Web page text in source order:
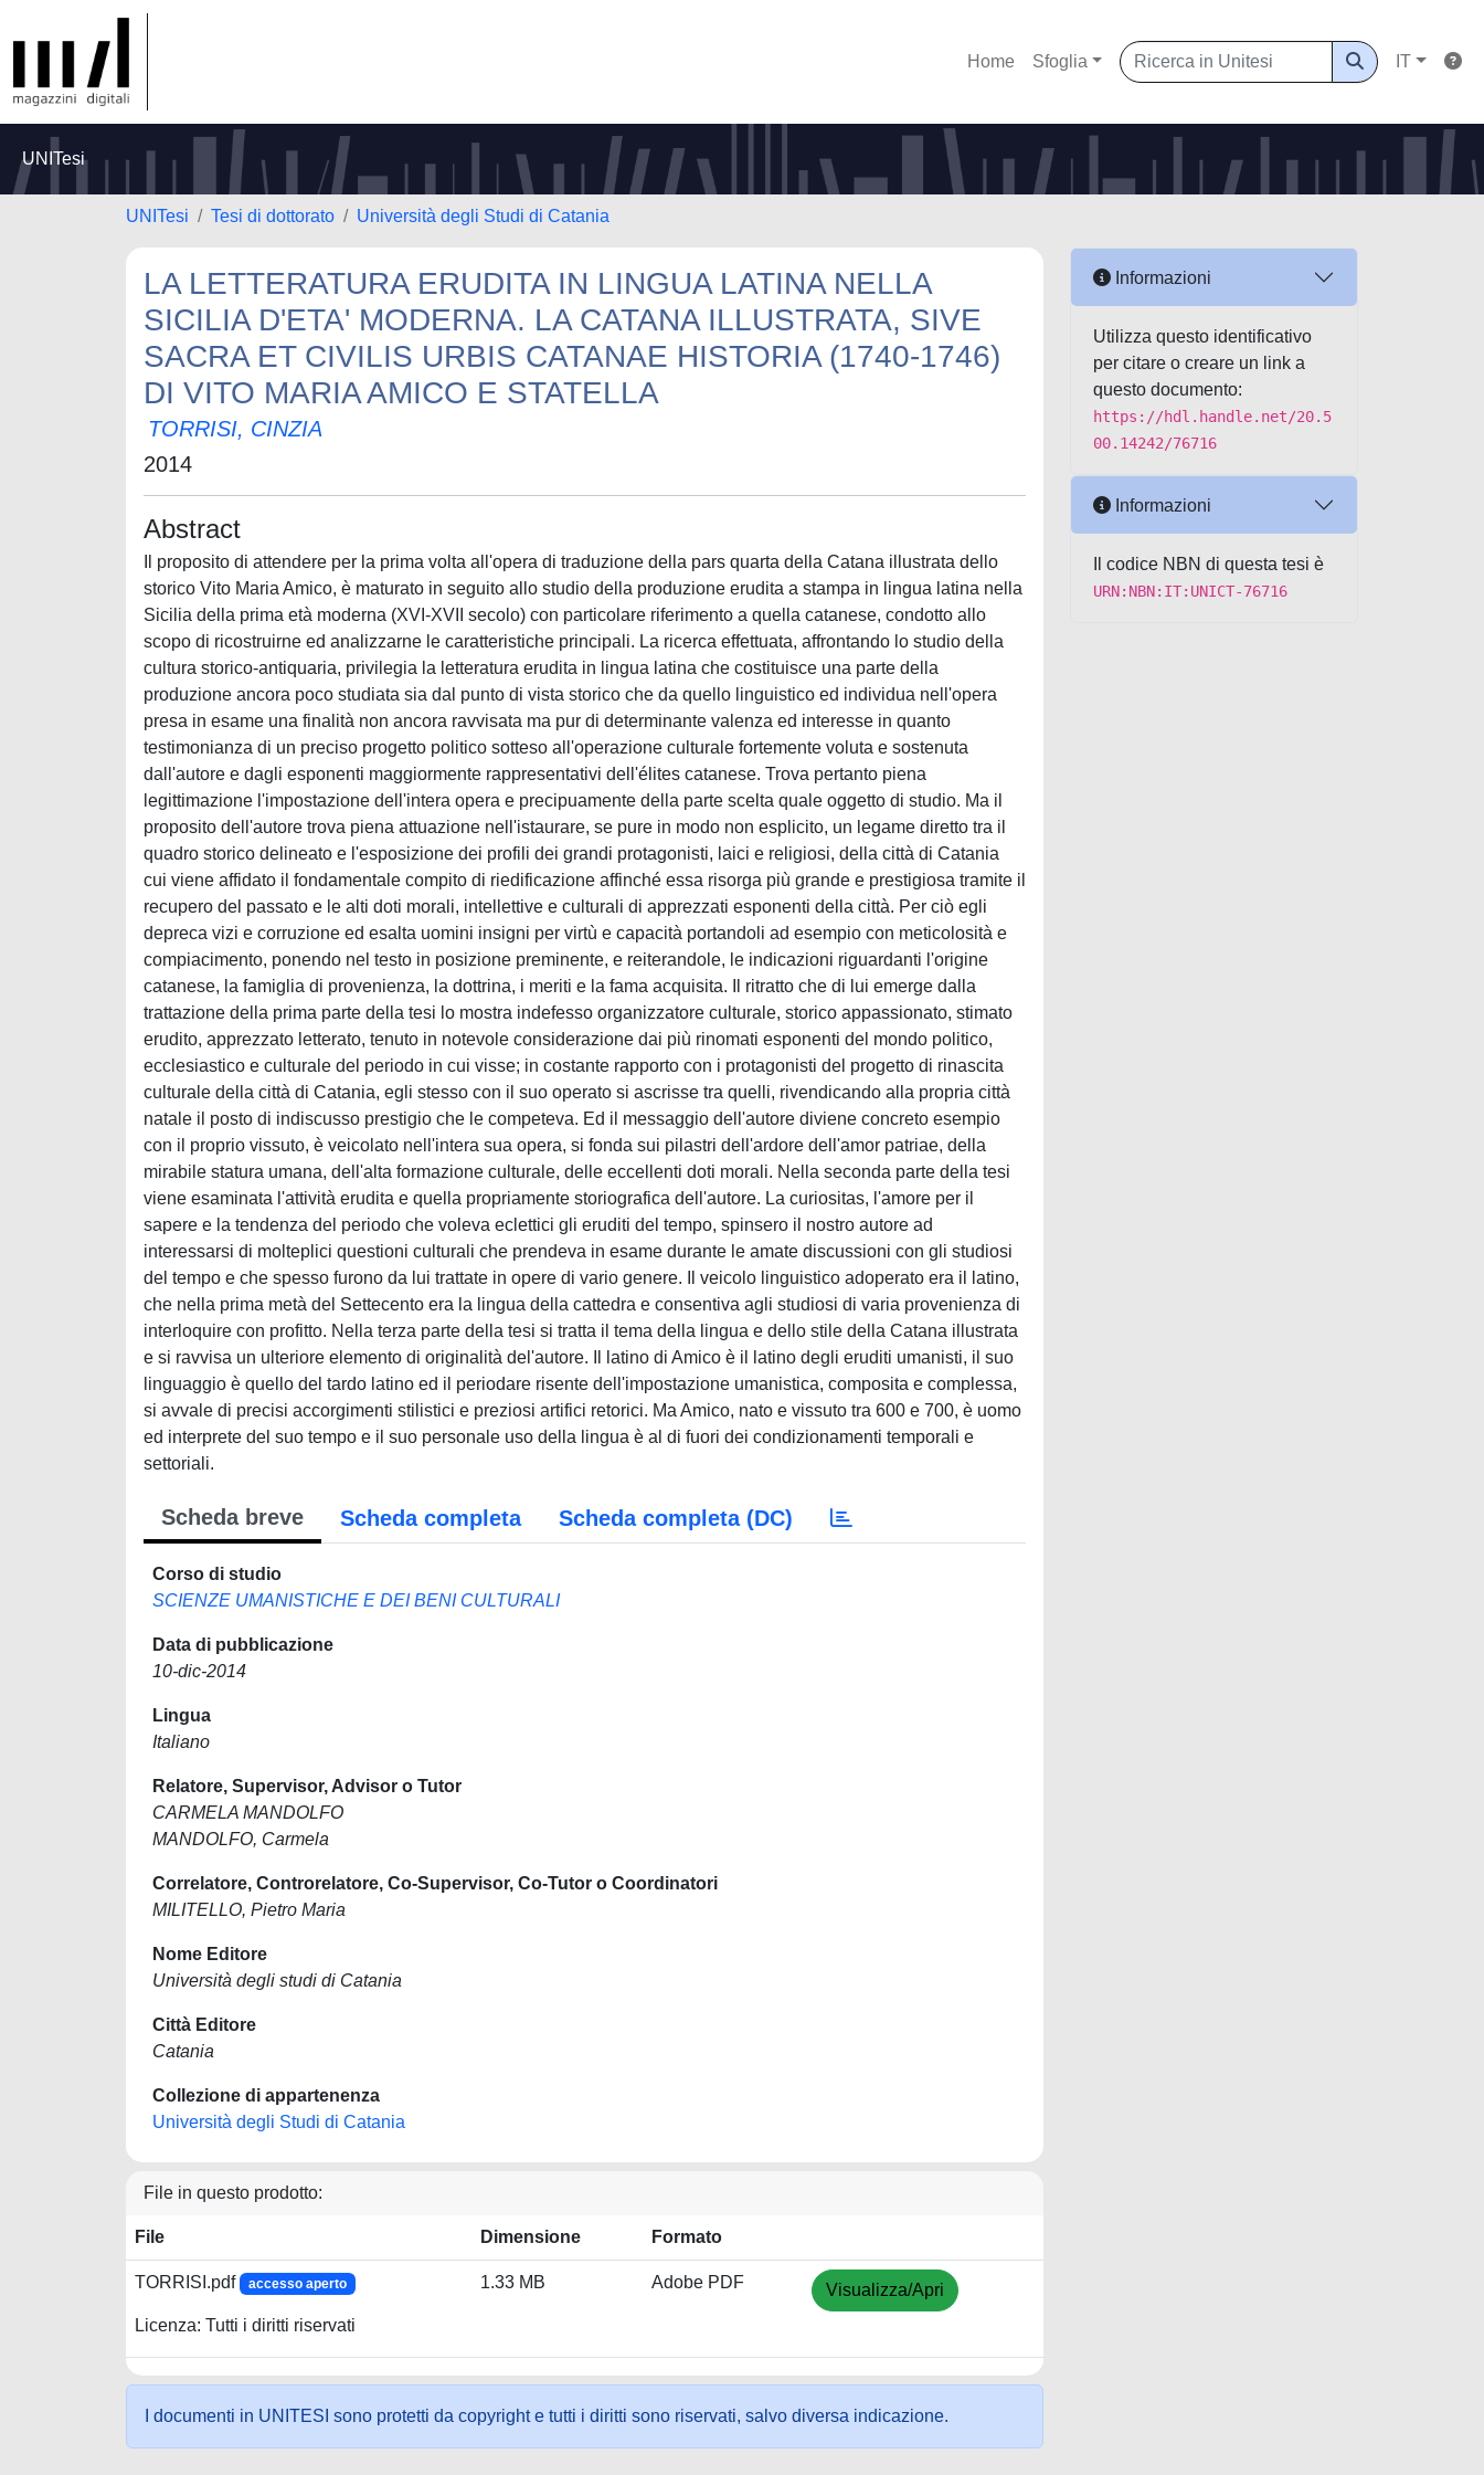
Home Sfoglia IT
UNITesi
UNITesi Tesi di dottorato Università degli Studi di Catania
LA LETTERATURA ERUDITA IN LINGUA LATINA NELLA
SICILIA D'ETA' MODERNA. LA CATANA ILLUSTRATA, SIVE
SACRA ET CIVILIS URBIS CATANAE HISTORIA (1740-1746)
DI VITO MARIA AMICO E STATELLA
TORRISI, CINZIA
2014
Abstract
Il proposito di attendere per la prima volta all'opera di traduzione della pars quarta della Catana illustrata dello
storico Vito Maria Amico, è maturato in seguito allo studio della produzione erudita a stampa in lingua latina nella
Sicilia della prima età moderna (XVI-XVII secolo) con particolare riferimento a quella catanese, condotto allo
scopo di ricostruirne ed analizzarne le caratteristiche principali. La ricerca effettuata, affrontando lo studio della
cultura storico-antiquaria, privilegia la letteratura erudita in lingua latina che costituisce una parte della
produzione ancora poco studiata sia dal punto di vista storico che da quello linguistico ed individua nell'opera
presa in esame una finalità non ancora ravvisata ma pur di determinante valenza ed interesse in quanto
testimonianza di un preciso progetto politico sotteso all'operazione culturale fortemente voluta e sostenuta
dall'autore e dagli esponenti maggiormente rappresentativi dell'élites catanese. Trova pertanto piena
legittimazione l'impostazione dell'intera opera e precipuamente della parte scelta quale oggetto di studio. Ma il
proposito dell'autore trova piena attuazione nell'istaurare, se pure in modo non esplicito, un legame diretto tra il
quadro storico delineato e l'esposizione dei profili dei grandi protagonisti, laici e religiosi, della città di Catania
cui viene affidato il fondamentale compito di riedificazione affinché essa risorga più grande e prestigiosa tramite il
recupero del passato e le alti doti morali, intellettive e culturali di apprezzati esponenti della città. Per ciò egli
depreca vizi e corruzione ed esalta uomini insigni per virtù e capacità portandoli ad esempio con meticolosità e
compiacimento, ponendo nel testo in posizione preminente, e reiterandole, le indicazioni riguardanti l'origine
catanese, la famiglia di provenienza, la dottrina, i meriti e la fama acquisita. Il ritratto che di lui emerge dalla
trattazione della prima parte della tesi lo mostra indefesso organizzatore culturale, storico appassionato, stimato
erudito, apprezzato letterato, tenuto in notevole considerazione dai più rinomati esponenti del mondo politico,
ecclesiastico e culturale del periodo in cui visse; in costante rapporto con i protagonisti del progetto di rinascita
culturale della città di Catania, egli stesso con il suo operato si ascrisse tra quelli, rivendicando alla propria città
natale il posto di indiscusso prestigio che le competeva. Ed il messaggio dell'autore diviene concreto esempio
con il proprio vissuto, è veicolato nell'intera sua opera, si fonda sui pilastri dell'ardore dell'amor patriae, della
mirabile statura umana, dell'alta formazione culturale, delle eccellenti doti morali. Nella seconda parte della tesi
viene esaminata l'attività erudita e quella propriamente storiografica dell'autore. La curiositas, l'amore per il
sapere e la tendenza del periodo che voleva eclettici gli eruditi del tempo, spinsero il nostro autore ad
interessarsi di molteplici questioni culturali che prendeva in esame durante le amate discussioni con gli studiosi
del tempo e che spesso furono da lui trattate in opere di vario genere. Il veicolo linguistico adoperato era il latino,
che nella prima metà del Settecento era la lingua della cattedra e consentiva agli studiosi di varia provenienza di
interloquire con profitto. Nella terza parte della tesi si tratta il tema della lingua e dello stile della Catana illustrata
e si ravvisa un ulteriore elemento di originalità del'autore. Il latino di Amico è il latino degli eruditi umanisti, il suo
linguaggio è quello del tardo latino ed il periodare risente dell'impostazione umanistica, composita e complessa,
si avvale di precisi accorgimenti stilistici e preziosi artifici retorici. Ma Amico, nato e vissuto tra 600 e 700, è uomo
ed interprete del suo tempo e il suo personale uso della lingua è al di fuori dei condizionamenti temporali e
settoriali.
Scheda breve Scheda completa Scheda completa (DC)
Corso di studio
SCIENZE UMANISTICHE E DEI BENI CULTURALI
Data di pubblicazione
10-dic-2014
Lingua
Italiano
Relatore, Supervisor, Advisor o Tutor
CARMELA MANDOLFO
MANDOLFO, Carmela
Correlatore, Controrelatore, Co-Supervisor, Co-Tutor o Coordinatori
MILITELLO, Pietro Maria
Nome Editore
Università degli studi di Catania
Città Editore
Catania
Collezione di appartenenza
Università degli Studi di Catania
File in questo prodotto:
File Dimensione Formato
TORRISI.pdf accesso aperto
Licenza: Tutti i diritti riservati
1.33 MB Adobe PDF Visualizza/Apri
I documenti in UNITESI sono protetti da copyright e tutti i diritti sono riservati, salvo diversa indicazione.
Informazioni
Utilizza questo identificativo
per citare o creare un link a
questo documento:
https://hdl.handle.net/20.5
00.14242/76716
Informazioni
Il codice NBN di questa tesi è
URN:NBN:IT:UNICT-76716